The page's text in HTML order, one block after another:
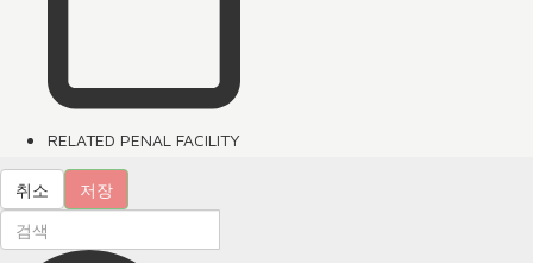
RELATED PENAL FACILITY
취소 저장